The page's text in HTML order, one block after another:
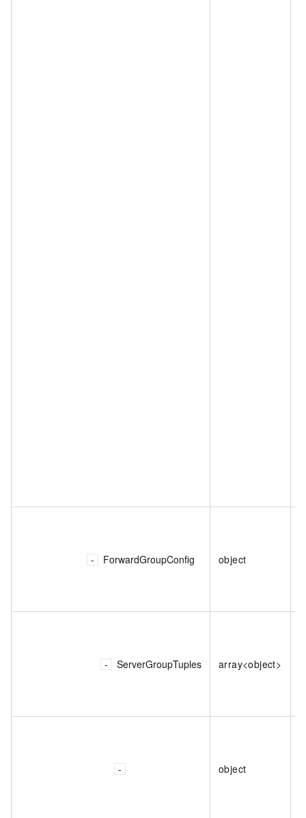
ForwardGroupConfig object
ServerGroupTuples array<object>
object